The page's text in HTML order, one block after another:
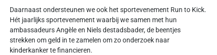
Daarnaast ondersteunen we ook het sportevenement Run to Kick.
Hét jaarlijks sportevenement waarbij we samen met hun
ambassadeurs Angèle en Niels destadsbader, de beentjes
strekken om geld in te zamelen om zo onderzoek naar
kinderkanker te financieren.